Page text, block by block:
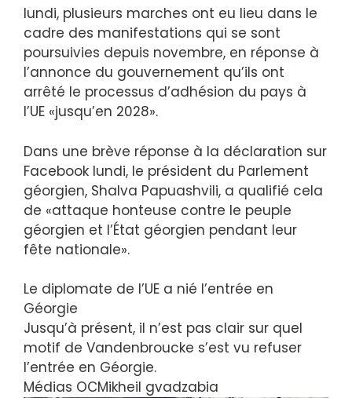
lundi, plusieurs marches ont eu lieu dans le
cadre des manifestations qui se sont
poursuivies depuis novembre, en réponse à
l’annonce du gouvernement qu’ils ont
arrêté le processus d’adhésion du pays à
l’UE «jusqu’en 2028».
Dans une brève réponse à la déclaration sur
Facebook lundi, le président du Parlement
géorgien, Shalva Papuashvili, a qualifié cela
de «attaque honteuse contre le peuple
géorgien et l’État géorgien pendant leur
fête nationale».
Le diplomate de l’UE a nié l’entrée en
Géorgie
Jusqu’à présent, il n’est pas clair sur quel
motif de Vandenbroucke s’est vu refuser
l’entrée en Géorgie.
Médias OCMikheil gvadzabia